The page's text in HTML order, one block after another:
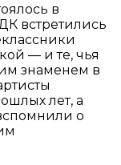
в
встретились
— и те, чья
знаменем в
лет, а
о